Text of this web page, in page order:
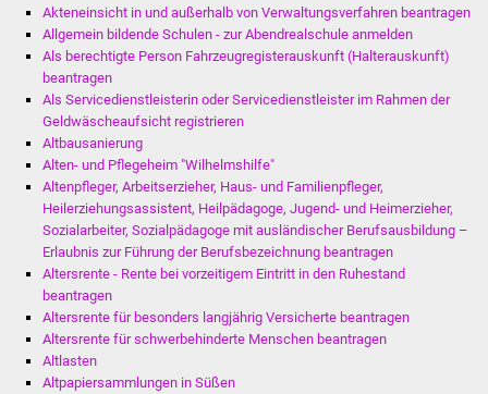
Lebenslagen
Bildung
Schulen
Kolping-Musikschule
Akteneinsicht in und außerhalb von Verwaltungsverfahren beantragen
Allgemein bildende Schulen - zur Abendrealschule anmelden
Als berechtigte Person Fahrzeugregisterauskunft (Halterauskunft)
beantragen
Als Servicedienstleisterin oder Servicedienstleister im Rahmen der
Geldwäscheaufsicht registrieren
Altbausanierung
Alten- und Pflegeheim "Wilhelmshilfe"
Altenpfleger, Arbeitserzieher, Haus- und Familienpfleger,
Heilerziehungsassistent, Heilpädagoge, Jugend- und Heimerzieher,
Sozialarbeiter, Sozialpädagoge mit ausländischer Berufsausbildung –
Erlaubnis zur Führung der Berufsbezeichnung beantragen
Altersrente - Rente bei vorzeitigem Eintritt in den Ruhestand
beantragen
Altersrente für besonders langjährig Versicherte beantragen
Altersrente für schwerbehinderte Menschen beantragen
Altlasten
Altpapiersammlungen in Süßen